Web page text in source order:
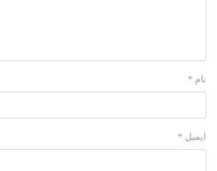
نام *
ایمیل *